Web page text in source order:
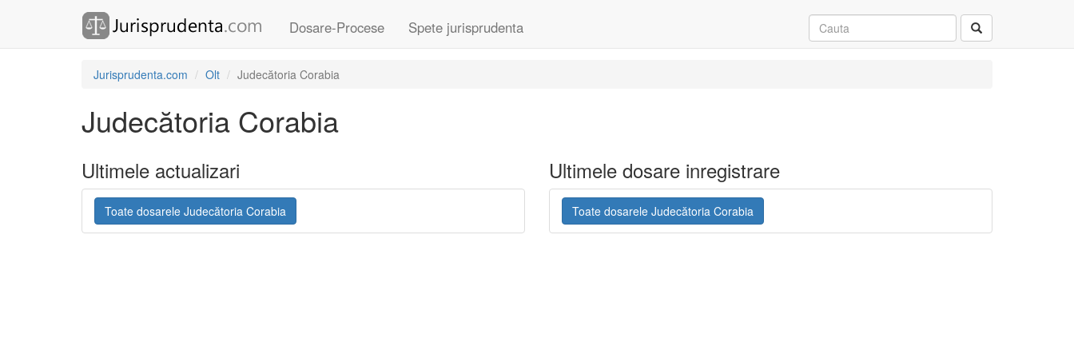
Dosare-Procese Spete jurisprudenta
Jurisprudenta.com Olt Judecătoria Corabia
Judecătoria Corabia
Ultimele actualizari
Toate dosarele Judecătoria Corabia
Ultimele dosare inregistrare
Toate dosarele Judecătoria Corabia